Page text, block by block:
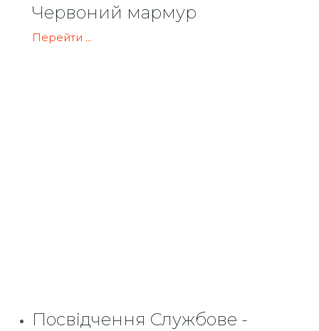
Червоний мармур
Перейти ...
Посвідчення Службове -